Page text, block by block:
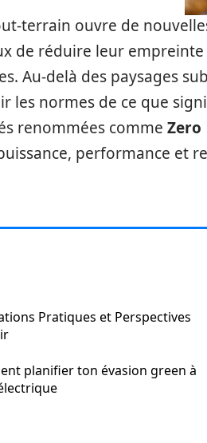
terrain ouvre de
de réduire leur empreinte
Au-delà des paysages
les normes de ce que
renommées comme Zero
performance et
Pratiques et Perspectives
planifier ton évasion green à